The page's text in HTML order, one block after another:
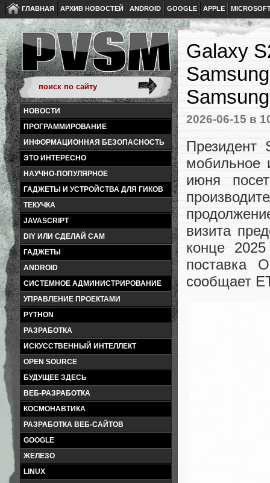
ГЛАВНАЯ АРХИВ НОВОСТЕЙ ANDROID GOOGLE APPLE
НОВОСТИ
ПРОГРАММИРОВАНИЕ
ИНФОРМАЦИОННАЯ БЕЗОПАСНОСТЬ
ЭТО ИНТЕРЕСНО
НАУЧНО-ПОПУЛЯРНОЕ
ГАДЖЕТЫ И УСТРОЙСТВА ДЛЯ ГИКОВ
ТЕКУЧКА
JAVASCRIPT
DIY ИЛИ СДЕЛАЙ САМ
ГАДЖЕТЫ
ANDROID
СИСТЕМНОЕ АДМИНИСТРИРОВАНИЕ
УПРАВЛЕНИЕ ПРОЕКТАМИ
PYTHON
РАЗРАБОТКА
ИСКУССТВЕННЫЙ ИНТЕЛЛЕКТ
OPEN SOURCE
БУДУЩЕЕ ЗДЕСЬ
ВЕБ-РАЗРАБОТКА
КОСМОНАВТИКА
РАЗРАБОТКА ВЕБ-САЙТОВ
GOOGLE
ЖЕЛЕЗО
LINUX
Galaxy
2026-06-15 в
Президент
мобильное
июня
визита
конце
поставка
сообщает